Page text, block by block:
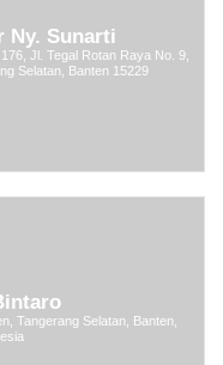
Ny. Sunarti
Jl. Tegal Rotan Raya No. 9,
Selatan, Banten 15229
Tangerang Selatan, Banten,